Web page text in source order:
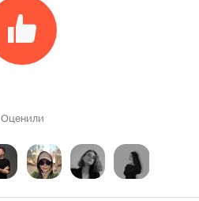
Оценили